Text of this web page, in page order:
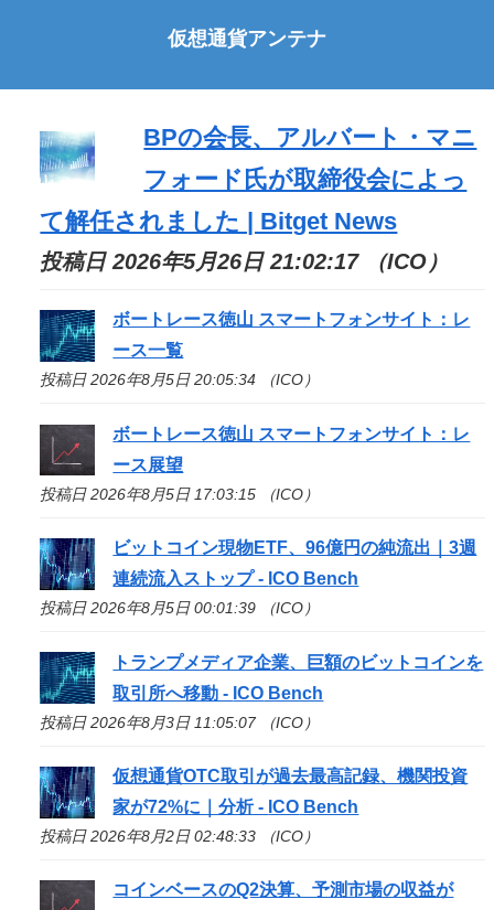
仮想通貨アンテナ
BPの会長、アルバート・マニ
フォード氏が取締役会によっ
て解任されました | Bitget News
投稿日 2026年5月26日 21:02:17 （ICO）
ボートレース徳山 スマートフォンサイト：レ
ース一覧
投稿日 2026年8月5日 20:05:34 （ICO）
ボートレース徳山 スマートフォンサイト：レ
ース展望
投稿日 2026年8月5日 17:03:15 （ICO）
ビットコイン現物ETF、96億円の純流出｜3週
連続流入ストップ - ICO Bench
投稿日 2026年8月5日 00:01:39 （ICO）
トランプメディア企業、巨額のビットコインを
取引所へ移動 - ICO Bench
投稿日 2026年8月3日 11:05:07 （ICO）
仮想通貨OTC取引が過去最高記録、機関投資
家が72%に｜分析 - ICO Bench
投稿日 2026年8月2日 02:48:33 （ICO）
コインベースのQ2決算、予測市場の収益が